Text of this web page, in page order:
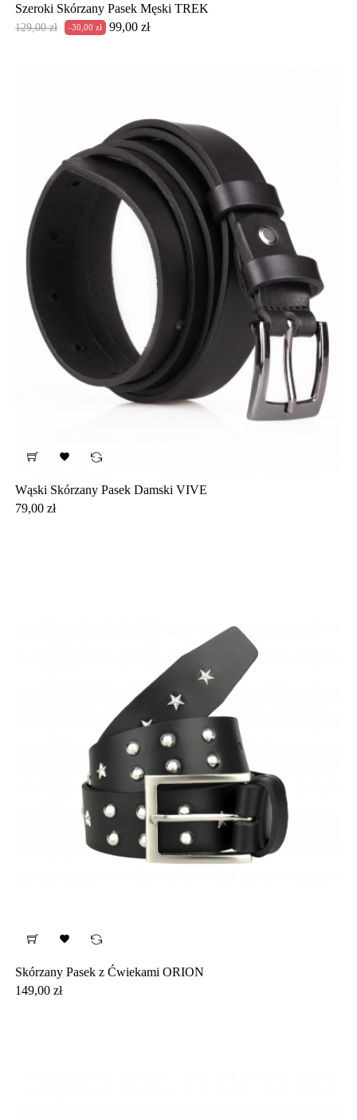
Szeroki Skórzany Pasek Męski TREK
Cena
129,00 zł -30,00 zł Cena
99,00 zł

Wąski Skórzany Pasek Damski VIVE
Cena
79,00 zł

Skórzany Pasek z Ćwiekami ORION
Cena
149,00 zł